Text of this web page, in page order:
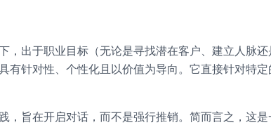
，出于职业目标（无论是寻找潜在客户、建立人脉
有针对性、个性化且以价值为导向。它直接针对特
，旨在开启对话，而不是强行推销。简而言之，这